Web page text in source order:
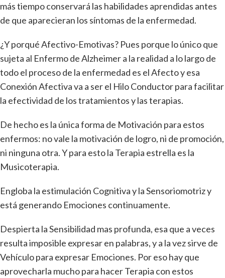
más tiempo conservará las habilidades aprendidas antes
de que aparecieran los síntomas de la enfermedad.
¿Y porqué Afectivo-Emotivas? Pues porque lo único que
sujeta al Enfermo de Alzheimer a la realidad a lo largo de
todo el proceso de la enfermedad es el Afecto y esa
Conexión Afectiva va a ser el Hilo Conductor para facilitar
la efectividad de los tratamientos y las terapias.
De hecho es la única forma de Motivación para estos
enfermos: no vale la motivación de logro, ni de promoción,
ni ninguna otra. Y para esto la Terapia estrella es la
Musicoterapia.
Engloba la estimulación Cognitiva y la Sensoriomotriz y
está generando Emociones continuamente.
Despierta la Sensibilidad mas profunda, esa que a veces
resulta imposible expresar en palabras, y a la vez sirve de
Vehículo para expresar Emociones. Por eso hay que
aprovecharla mucho para hacer Terapia con estos